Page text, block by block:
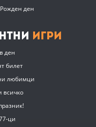
ден
Игри
ден
билет
любимци
всичко
ци